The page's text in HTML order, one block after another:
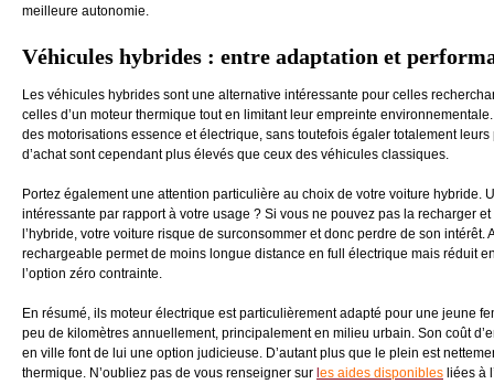
meilleure autonomie.
Véhicules hybrides : entre adaptation et
Les véhicules hybrides sont une alternative intéressante pour celles
celles d’un moteur thermique tout en limitant leur empreinte
des motorisations essence et électrique, sans toutefois égaler totalement
d’achat sont cependant plus élevés que ceux des véhicules classiques.
Portez également une attention particulière au choix de votre voiture hybride.
intéressante par rapport à votre usage ? Si vous ne pouvez pas la recharger
l’hybride, votre voiture risque de surconsommer et donc perdre de son intérêt.
rechargeable permet de moins longue distance en full électrique mais réduit
l’option zéro contrainte.
En résumé, ils moteur électrique est particulièrement adapté pour une jeune
peu de kilomètres annuellement, principalement en milieu urbain. Son coût
en ville font de lui une option judicieuse. D’autant plus que le plein est
thermique. N’oubliez pas de vous renseigner sur es aides disponibles liées à